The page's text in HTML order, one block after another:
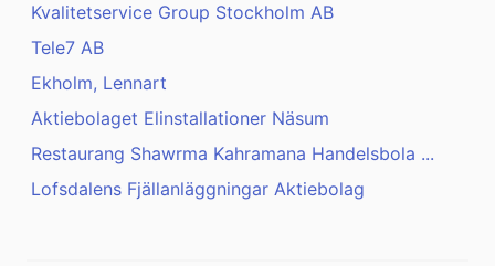
Kvalitetservice Group Stockholm AB
Tele7 AB
Ekholm, Lennart
Aktiebolaget Elinstallationer Näsum
Restaurang Shawrma Kahramana Handelsbola ...
Lofsdalens Fjällanläggningar Aktiebolag